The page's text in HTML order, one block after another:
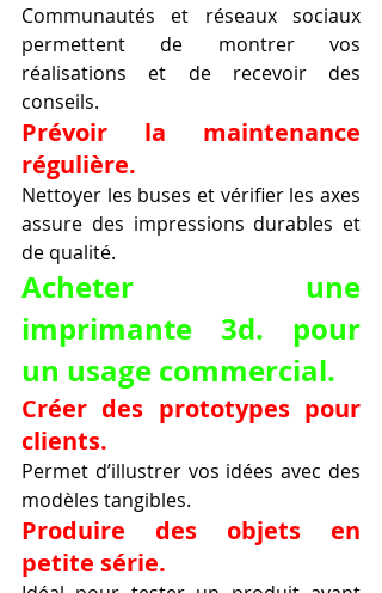
Communautés et réseaux sociaux
permettent de montrer vos
réalisations et de recevoir des
conseils.
Prévoir la maintenance
régulière.
Nettoyer les buses et vérifier les axes
assure des impressions durables et
de qualité.
Acheter une
imprimante 3d. pour
un usage commercial.
Créer des prototypes pour
clients.
Permet d’illustrer vos idées avec des
modèles tangibles.
Produire des objets en
petite série.